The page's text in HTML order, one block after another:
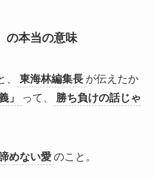
の本当の意味
東海林編集長 が伝えたか
」 って、
勝ち負けの話じゃ
めない愛 のこと。